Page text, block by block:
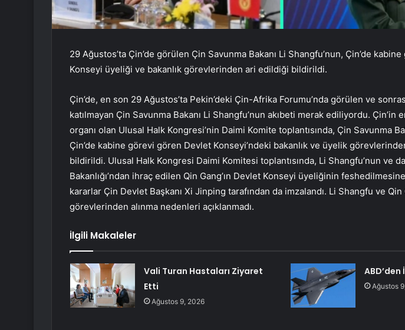
29 Ağustos’ta Çin’de görülen Çin Savunma Bakanı Li Shangfu’nun, Çin’de
Konseyi üyeliği ve bakanlık görevlerinden ari edildiği bildirildi.
Çin’de, en son 29 Ağustos’ta Pekin’deki Çin-Afrika Forumu’nda görülen ve
katılmayan Çin Savunma Bakanı Li Shangfu’nun akıbeti merak ediliyordu. Çin’in
organı olan Ulusal Halk Kongresi’nin Daimi Komite toplantısında, Çin Savunma
Çin’de kabine görevi gören Devlet Konseyi’ndeki bakanlık ve üyelik görevlerinden
bildirildi. Ulusal Halk Kongresi Daimi Komitesi toplantısında, Li Shangfu’nun ve
Bakanlığı’ndan ihraç edilen Qin Gang’ın Devlet Konseyi üyeliğinin
kararlar Çin Devlet Başkanı Xi Jinping tarafından da imzalandı. Li Shangfu ve Qin
görevlerinden alınma nedenleri açıklanmadı.
İlgili Makaleler
Vali Turan Hastaları Ziyaret
Etti
Ağustos 9, 2026
ABD’den
Ağustos